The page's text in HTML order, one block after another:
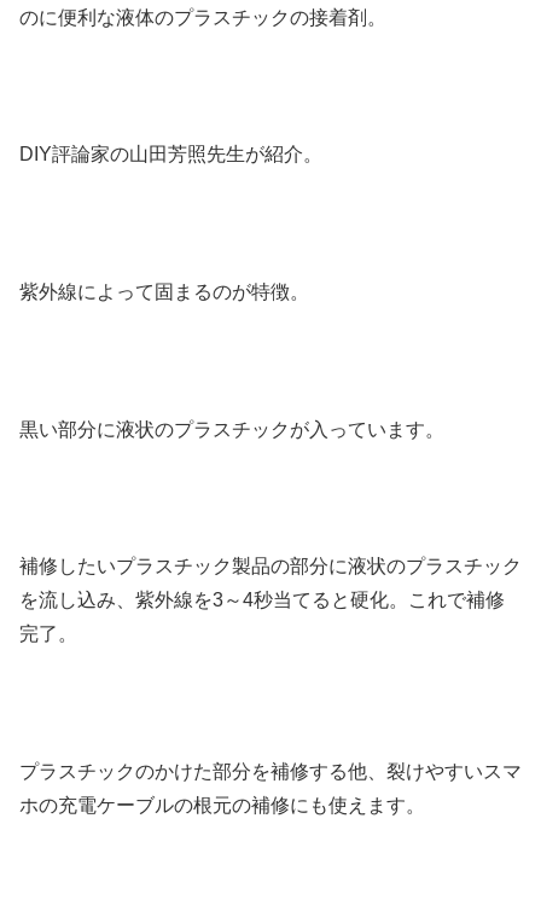
のに便利な液体のプラスチックの接着剤。
DIY評論家の山田芳照先生が紹介。
紫外線によって固まるのが特徴。
黒い部分に液状のプラスチックが入っています。
補修したいプラスチック製品の部分に液状のプラスチック
を流し込み、紫外線を3～4秒当てると硬化。これで補修
完了。
プラスチックのかけた部分を補修する他、裂けやすいスマ
ホの充電ケーブルの根元の補修にも使えます。